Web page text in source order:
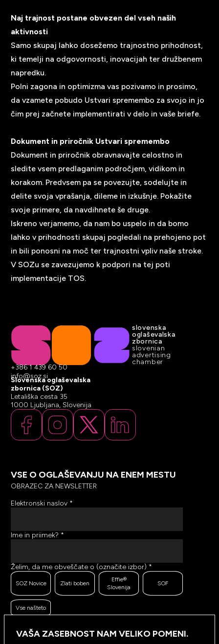
Naj trajnost postane obvezen del vseh naših
aktivnosti
Samo skupaj lahko dosežemo trajnostno prihodnost,
ki temelji na odgovornosti, inovacijah ter družbenem
napredku.
Polni zagona in optimizma vas pozivamo in prosimo,
da vzamete pobudo Ustvari spremembo za svojo in jo
čim prej začnete implementirati v delo in vaše briefe.
Dokument in priročnik Ustvari spremembo
Dokument in priročnik obravnavajte celostno in
sledite vsem predlaganim področjem, vidikom in
korakom. Predvsem pa se povezujte, sodelujte in
delite svoja vprašanja, dileme in izkušnje. Pokažite
svoje primere, da navdihnete še druge.
Iskreno verjamemo, da nam bo uspelo in da bomo
lahko v prihodnosti skupaj pogledali na prehojeno pot
in bili ponosni na moč ter trajnostni vpliv naše stroke.
V SOZu se zavezujemo k podpori na tej poti
implementacije TOS.
slovenska
oglaševalska
zbornica
slovenian
advertising
chamber
+386 1 439 60 50
info@soz.si
Slovenska oglaševalska
zbornica (SOZ)
Letališka cesta 35
1000 Ljubljana, Slovenija
VSE O OGLAŠEVANJU NA ENEM MESTU
OBRAZEC ZA NEWSLETTER
Elektronski naslov *
Ime in priimek? *
SOZ Novice Zlati boben
Effie®
Slovenija
SOF
Vse našteto
Želim, da me obveščate o (označite izbor) *
zanimivo vsebino, bi želeli meriti odzive na poslana
sporočila. Ali nam dovolite, da beležimo, hranimo
VAŠA ZASEBNOST NAM VELIKO POMENI.